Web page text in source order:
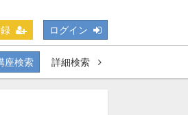
ログイン
座検索
詳細検索